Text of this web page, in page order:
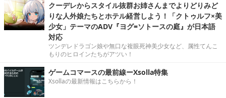
クーデレからスタイル抜群お姉さんまでよりどりみど
りな人外娘たちとホテル経営しよう！「クトゥルフ×美
少女」テーマのADV『ヨグ=ソトースの庭』が日本語
対応
ツンデレドラゴン娘や無口な複眼死神美少女など、属性てんこ
もりのヒロインたちがアツい！
ゲームコマースの最前線ーXsolla特集
Xsollaの最新情報はこちらから！